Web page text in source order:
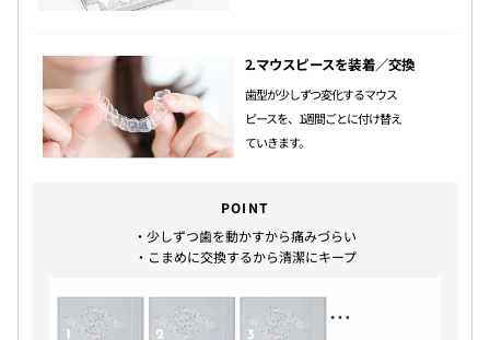
2.マウスピースを装着／交換
歯型が少しずつ変化するマウス
ピースを、1週間ごとに付け替え
ていきます。
POINT
・少しずつ歯を動かすから痛みづらい
・こまめに交換するから清潔にキープ